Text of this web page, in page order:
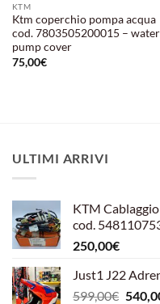
KTM
Ktm coperchio pompa acqua
cod. 7803505200015 – water
pump cover
75,00€
ULTIMI ARRIVI
KTM
cod.
250,00€
Just1 J22
599,00€ Il